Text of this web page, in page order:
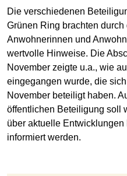
Die verschiedenen
Grünen Ring brachten durch
Anwohnerinnen und
wertvolle Hinweise. Die
November zeigte u.a., wie
eingegangen wurde, die
November beteiligt haben.
öffentlichen Beteiligung soll
über aktuelle
informiert werden.